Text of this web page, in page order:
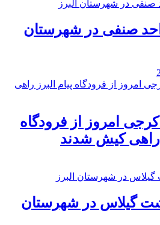
۶ واحد صنفی در شهرستان
امروز از فرودگاه
راهی کیش شدند
گیلاس در شهرستان